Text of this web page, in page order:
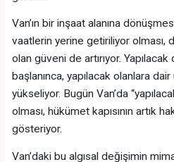
Van’ın bir inşaat alanına
vaatlerin yerine getiriliyor olması,
olan güveni de artırıyor.
başlanınca, yapılacak olanlara
yükseliyor. Bugün Van’da
olması, hükümet kapısının artık
gösteriyor.
Van’daki bu algısal değişimin